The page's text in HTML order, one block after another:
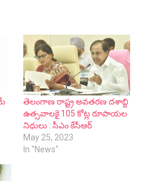
తెలంగాణ రాష్ట్ర అవతరణ దశాబ్ది
ఉత్సవాలకై 105 కోట్ల రూపాయల
నిధులు : సీఎం కేసీఆర్
May 25, 2023
In "News"